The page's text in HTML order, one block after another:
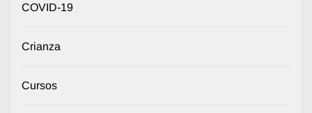
COVID-19
Crianza
Cursos